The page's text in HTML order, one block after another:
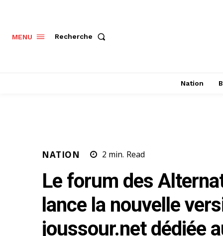
MENU Recherche
Nation
NATION 2 min. Read
Le forum des
lance la nouvelle
joussour.net dédiée